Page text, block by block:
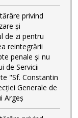
privind
și
de zi pentru
reintegrării
penale şi nu
de Servicii
"Sf. Constantin
Generale de
Argeș